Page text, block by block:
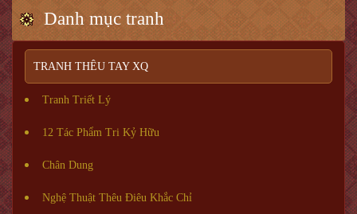
Danh mục tranh
TRANH THÊU TAY XQ
Tranh Triết Lý
12 Tác Phẩm Tri Kỷ Hữu
Chân Dung
Nghệ Thuật Thêu Điêu Khắc Chỉ